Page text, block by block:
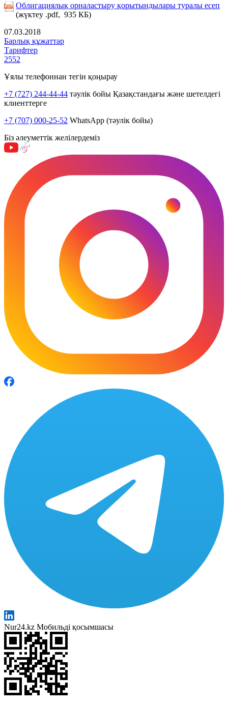
Облигациялық орналастыру қорытындылары туралы есеп
(жүктеу .pdf, 935 КБ)
07.03.2018
Барлық құжаттар
Тарифтер
2552
Ұялы телефоннан тегін қоңырау
+7 (727) 244-44-44 тәулік бойы Қазақстандағы және шетелдегі
клиенттерге
+7 (707) 000-25-52 WhatsApp (тәулік бойы)
Біз әлеуметтік желілердеміз
Nur24.kz Мобильді қосымшасы